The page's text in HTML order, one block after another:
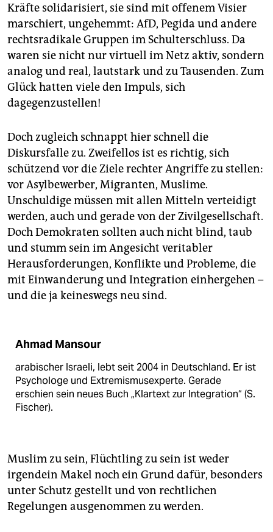
Kräfte solidarisiert, sie sind mit offenem Visier
marschiert, ungehemmt: AfD, Pegida und andere
rechtsradikale Gruppen im Schulterschluss. Da
waren sie nicht nur virtuell im Netz aktiv, sondern
analog und real, lautstark und zu Tausenden. Zum
Glück hatten viele den Impuls, sich
dagegenzustellen!
Doch zugleich schnappt hier schnell die
Diskursfalle zu. Zweifellos ist es richtig, sich
schützend vor die Ziele rechter Angriffe zu stellen:
vor Asylbewerber, Migranten, Muslime.
Unschuldige müssen mit allen Mitteln verteidigt
werden, auch und gerade von der Zivilgesellschaft.
Doch Demokraten sollten auch nicht blind, taub
und stumm sein im Angesicht veritabler
Herausforderungen, Konflikte und Probleme, die
mit Einwanderung und Integration einhergehen –
und die ja keineswegs neu sind.
Ahmad Mansour
arabischer Israeli, lebt seit 2004 in Deutschland. Er ist
Psychologe und Extremismus­experte. Gerade
erschien sein neues Buch „Klartext zur Integration“ (S.
Fischer).
Muslim zu sein, Flüchtling zu sein ist weder
irgendein Makel noch ein Grund dafür, besonders
unter Schutz gestellt und von rechtlichen
Regelungen ausgenommen zu werden.